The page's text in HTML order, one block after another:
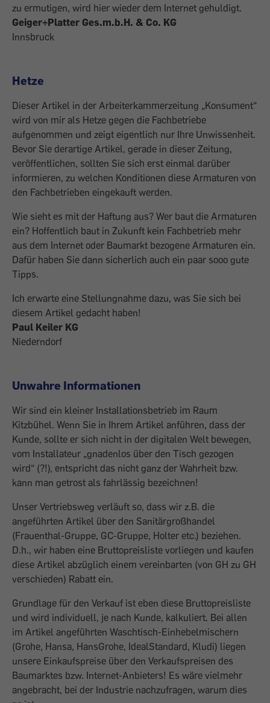
zu ermutigen, wird hier wieder dem Internet gehuldigt.
Geiger+Platter Ges.m.b.H. & Co. KG
Innsbruck
Hetze
Dieser Artikel in der Arbeiterkammerzeitung „Konsument“
wird von mir als Hetze gegen die Fachbetriebe
aufgenommen und zeigt eigentlich nur Ihre Unwissenheit.
Bevor Sie derartige Artikel, gerade in dieser Zeitung,
veröffentlichen, sollten Sie sich erst einmal darüber
informieren, zu welchen Konditionen diese Armaturen von
den Fachbetrieben eingekauft werden.
Wie sieht es mit der Haftung aus? Wer baut die Armaturen
ein? Hoffentlich baut in Zukunft kein Fachbetrieb mehr
aus dem Internet oder Baumarkt bezogene Armaturen ein.
Dafür haben Sie dann sicherlich auch ein paar sooo gute
Tipps.
Ich erwarte eine Stellungnahme dazu, was Sie sich bei
diesem Artikel gedacht haben!
Paul Keiler KG
Niederndorf
Unwahre Informationen
Wir sind ein kleiner Installationsbetrieb im Raum
Kitzbühel. Wenn Sie in Ihrem Artikel anführen, dass der
Kunde, sollte er sich nicht in der digitalen Welt bewegen,
vom Installateur „gnadenlos über den Tisch gezogen
wird“ (?!), entspricht das nicht ganz der Wahrheit bzw.
kann man getrost als fahrlässig bezeichnen!
Unser Vertriebsweg verläuft so, dass wir z.B. die
angeführten Artikel über den Sanitärgroßhandel
(Frauenthal-Gruppe, GC-Gruppe, Holter etc.) beziehen.
D.h., wir haben eine Bruttopreisliste vorliegen und kaufen
diese Artikel abzüglich einem vereinbarten (von GH zu GH
verschieden) Rabatt ein.
Grundlage für den Verkauf ist eben diese Bruttopreisliste
und wird individuell, je nach Kunde, kalkuliert. Bei allen
im Artikel angeführten Waschtisch-Einhebelmischern
(Grohe, Hansa, HansGrohe, IdealStandard, Kludi) liegen
unsere Einkaufspreise über den Verkaufspreisen des
Baumarktes bzw. Internet-Anbieters! Es wäre vielmehr
angebracht, bei der Industrie nachzufragen, warum dies